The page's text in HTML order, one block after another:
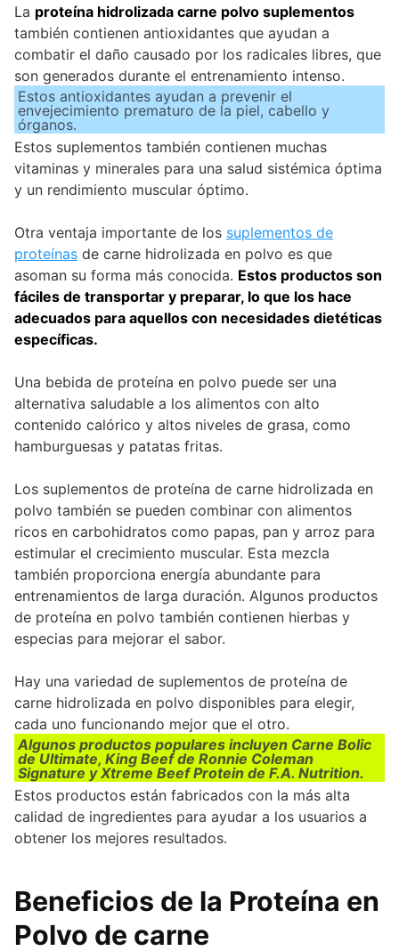
La proteína hidrolizada carne polvo suplementos
también contienen antioxidantes que ayudan a
combatir el daño causado por los radicales libres, que
son generados durante el entrenamiento intenso.
Estos antioxidantes ayudan a prevenir el
envejecimiento prematuro de la piel, cabello y
órganos.
Estos suplementos también contienen muchas
vitaminas y minerales para una salud sistémica óptima
y un rendimiento muscular óptimo.
Otra ventaja importante de los suplementos de
proteínas de carne hidrolizada en polvo es que
asoman su forma más conocida. Estos productos son
fáciles de transportar y preparar, lo que los hace
adecuados para aquellos con necesidades dietéticas
específicas.
Una bebida de proteína en polvo puede ser una
alternativa saludable a los alimentos con alto
contenido calórico y altos niveles de grasa, como
hamburguesas y patatas fritas.
Los suplementos de proteína de carne hidrolizada en
polvo también se pueden combinar con alimentos
ricos en carbohidratos como papas, pan y arroz para
estimular el crecimiento muscular. Esta mezcla
también proporciona energía abundante para
entrenamientos de larga duración. Algunos productos
de proteína en polvo también contienen hierbas y
especias para mejorar el sabor.
Hay una variedad de suplementos de proteína de
carne hidrolizada en polvo disponibles para elegir,
cada uno funcionando mejor que el otro.
Algunos productos populares incluyen Carne Bolic
de Ultimate, King Beef de Ronnie Coleman
Signature y Xtreme Beef Protein de F.A. Nutrition.
Estos productos están fabricados con la más alta
calidad de ingredientes para ayudar a los usuarios a
obtener los mejores resultados.
Beneficios de la Proteína en
Polvo de carne